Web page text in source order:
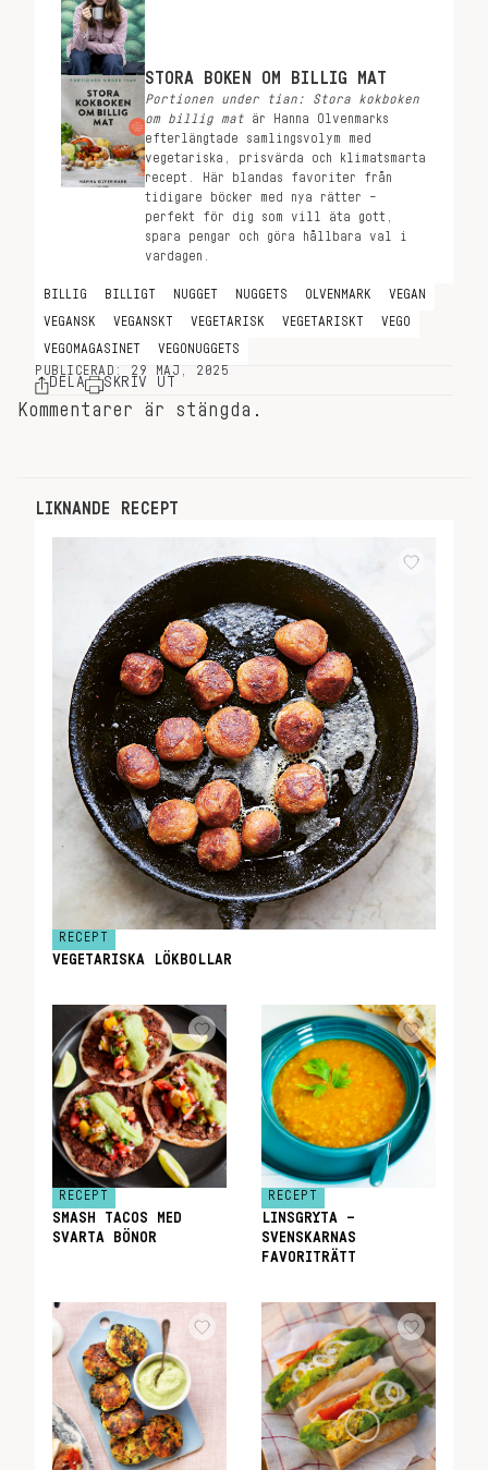
STORA BOKEN OM BILLIG MAT
Portionen under tian: Stora kokboken
om billig mat är Hanna Olvenmarks
efterlängtade samlingsvolym med
vegetariska, prisvärda och klimatsmarta
recept. Här blandas favoriter från
tidigare böcker med nya rätter –
perfekt för dig som vill äta gott,
spara pengar och göra hållbara val i
vardagen.
BILLIG BILLIGT NUGGET NUGGETS OLVENMARK VEGAN
VEGANSK VEGANSKT VEGETARISK VEGETARISKT VEGO
VEGOMAGASINET
VEGONUGGETS
PUBLICERAD: 29 MAJ, 2025
DELA SKRIV UT
Kommentarer är stängda.
LIKNANDE RECEPT
RECEPT
VEGETARISKA LÖKBOLLAR
RECEPT
SMASH TACOS MED
SVARTA BÖNOR
RECEPT
LINSGRYTA –
SVENSKARNAS
FAVORITRÄTT